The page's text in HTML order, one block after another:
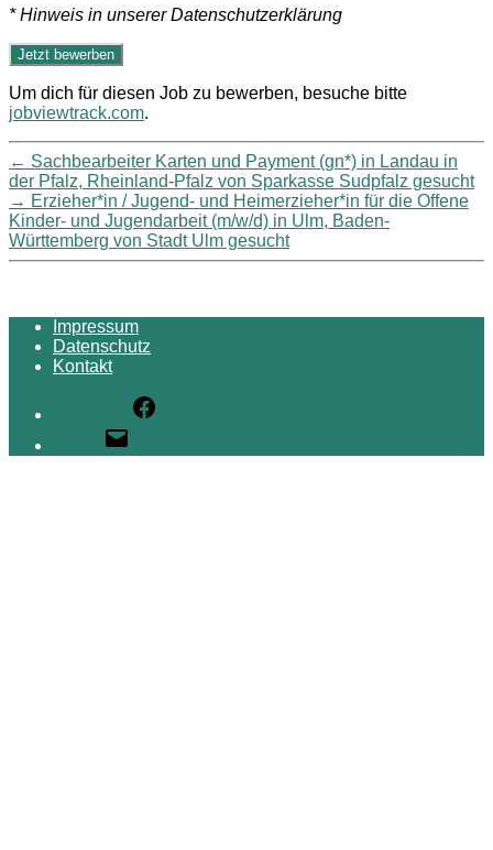
* Hinweis in unserer Datenschutzerklärung
Um dich für diesen Job zu bewerben, besuche bitte
jobviewtrack.com.
← Sachbearbeiter Karten und Payment (gn*) in Landau in
der Pfalz, Rheinland-Pfalz von Sparkasse Sudpfalz gesucht
→ Erzieher*in / Jugend- und Heimerzieher*in für die Offene
Kinder- und Jugendarbeit (m/w/d) in Ulm, Baden-
Württemberg von Stadt Ulm gesucht
Impressum
Datenschutz
Kontakt